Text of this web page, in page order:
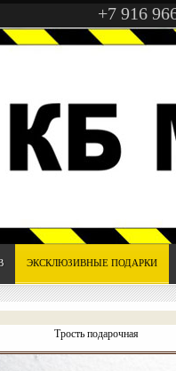
+7 916
ЭКСКЛЮЗИВНЫЕ ПОДАРКИ
Трость подарочная